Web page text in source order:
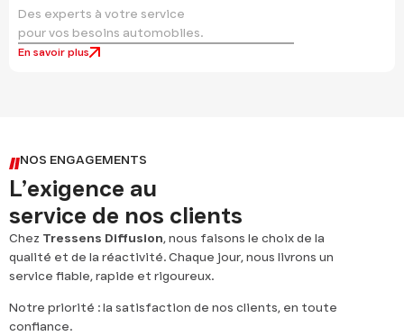
Des experts à votre service
pour vos besoins automobiles.
En savoir plus
NOS ENGAGEMENTS
L’exigence au
service de nos clients
Chez Tressens Diffusion, nous faisons le choix de la
qualité et de la réactivité. Chaque jour, nous livrons un
service fiable, rapide et rigoureux.
Notre priorité : la satisfaction de nos clients, en toute
confiance.